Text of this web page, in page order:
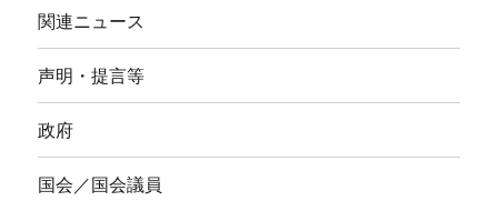
関連ニュース
声明・提言等
政府
国会／国会議員